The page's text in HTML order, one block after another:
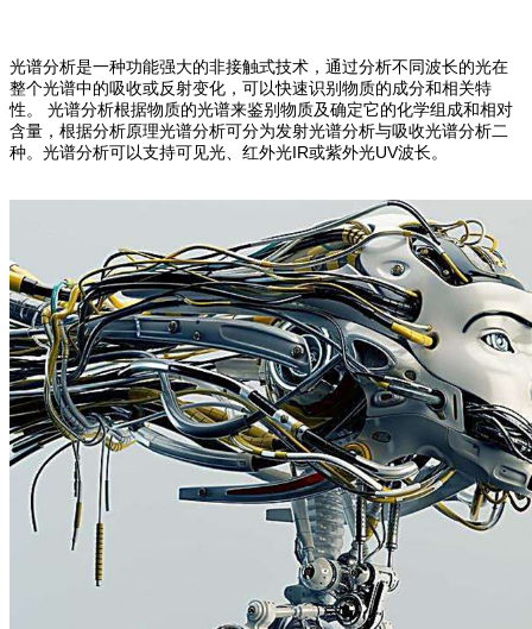
光谱分析是一种功能强大的非接触式技术，通过分析不同波长的光在
整个光谱中的吸收或反射变化，可以快速识别物质的成分和相关特
性。 光谱分析根据物质的光谱来鉴别物质及确定它的化学组成和相对
含量，根据分析原理光谱分析可分为发射光谱分析与吸收光谱分析二
种。光谱分析可以支持可见光、红外光IR或紫外光UV波长。